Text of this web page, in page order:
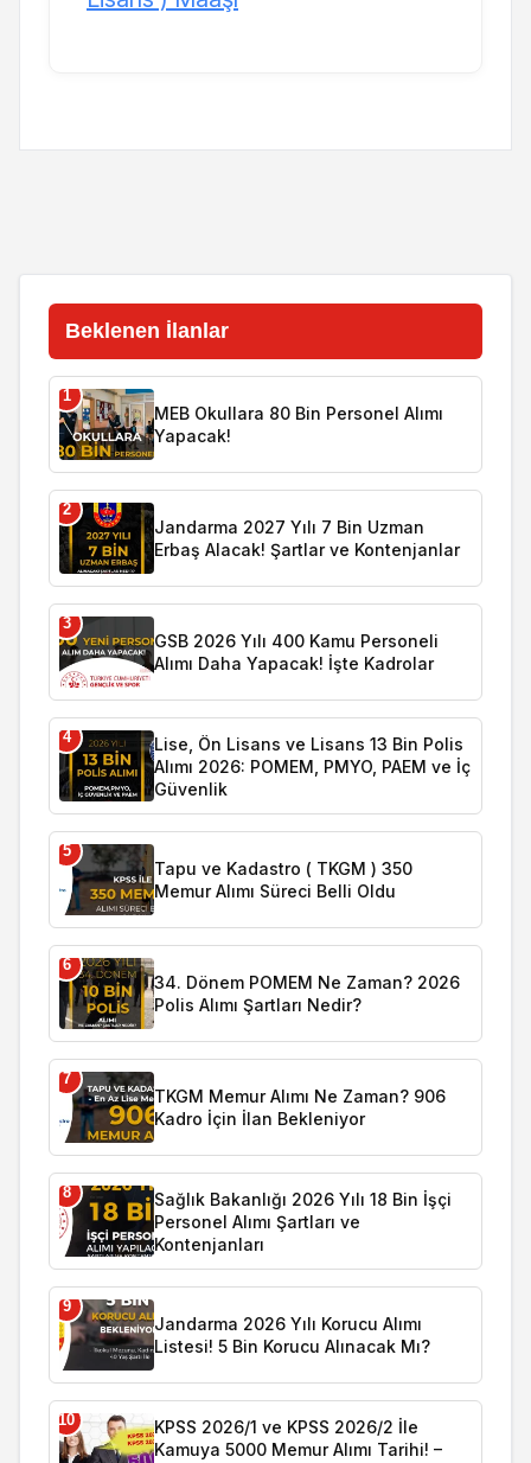
Beklenen İlanlar
1
MEB Okullara 80 Bin Personel Alımı
Yapacak!
2
Jandarma 2027 Yılı 7 Bin Uzman
Erbaş Alacak! Şartlar ve Kontenjanlar
3
GSB 2026 Yılı 400 Kamu Personeli
Alımı Daha Yapacak! İşte Kadrolar
4
Lise, Ön Lisans ve Lisans 13 Bin Polis
Alımı 2026: POMEM, PMYO, PAEM ve İç
Güvenlik
5
Tapu ve Kadastro ( TKGM ) 350
Memur Alımı Süreci Belli Oldu
6
34. Dönem POMEM Ne Zaman? 2026
Polis Alımı Şartları Nedir?
7
TKGM Memur Alımı Ne Zaman? 906
Kadro İçin İlan Bekleniyor
8
Sağlık Bakanlığı 2026 Yılı 18 Bin İşçi
Personel Alımı Şartları ve
Kontenjanları
9
Jandarma 2026 Yılı Korucu Alımı
Listesi! 5 Bin Korucu Alınacak Mı?
10
KPSS 2026/1 ve KPSS 2026/2 İle
Kamuya 5000 Memur Alımı Tarihi! –